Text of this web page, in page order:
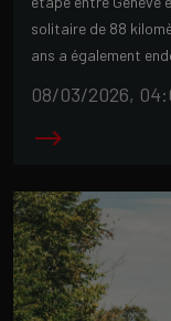
solitaire de 88
ans a également
08/03/2026,